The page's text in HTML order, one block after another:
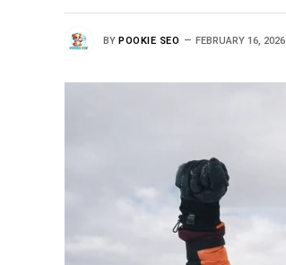
BY POOKIE SEO FEBRUARY 16, 2026